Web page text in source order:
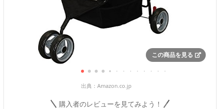
この商品を見る
出典： Amazon.co.jp
購入者のレビューを見てみよう！